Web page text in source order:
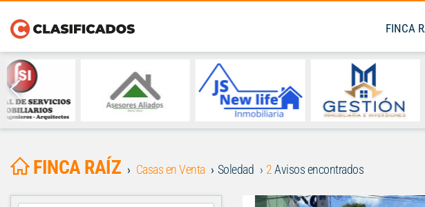
FINCA
FINCA RAÍZ Casas en Venta Soledad 2Avisos encontrados